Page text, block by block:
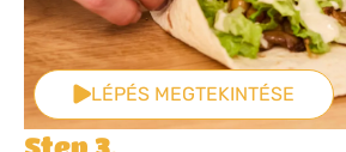
LÉPÉS MEGTEKINTÉSE